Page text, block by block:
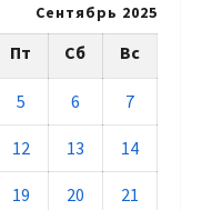
Сентябрь 2025
Пт Сб Вс
5 6 7
12 13 14
19 20 21